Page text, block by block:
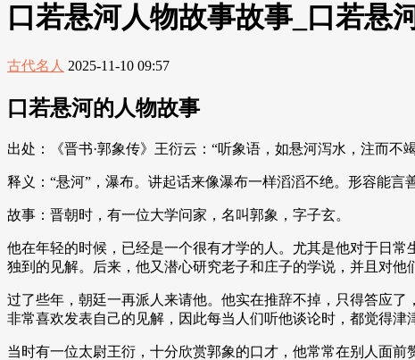
口若悬河人物故事故事_口若悬
古代名人 2025-11-10 09:57
口若悬河的人物故事
出处：《晋书·郭象传》王衍云：“听象语，如悬河泻水，注而不
释义：“悬河”，瀑布。讲起话来像瀑布一样滔滔不绝。形容能言
故事：晋朝时，有一位大学问家，名叫郭象，字子玄。
他在年轻的时候，已经是一个很有才学的人。尤其是他对于日
独到的见解。后来，他又潜心研究老子和庄子的学说，并且对他
过了些年，朝廷一再派人来请他。他实在推辞不掉，只得答应
非常喜欢发表自己的见解，因此每当人们听他谈论时，都觉得津
当时有一位太尉王衍，十分欣赏郭象的口才，他常常在别人面